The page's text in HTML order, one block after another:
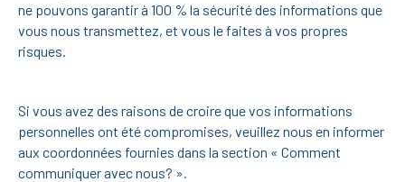
ne pouvons garantir à 100 % la sécurité des informations que
vous nous transmettez, et vous le faites à vos propres
risques.
Si vous avez des raisons de croire que vos informations
personnelles ont été compromises, veuillez nous en informer
aux coordonnées fournies dans la section « Comment
communiquer avec nous? ».